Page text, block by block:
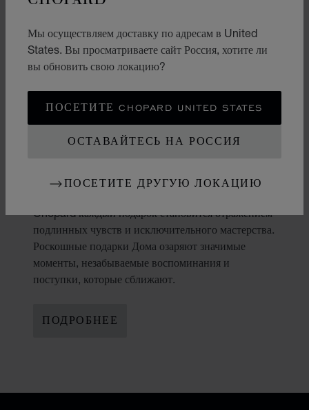
Мы осуществляем доставку по адресам в United
States. Вы просматриваете сайт Россия, хотите ли
вы обновить свою локацию?
ПОСЕТИТЕ CHOPARD UNITED STATES
ОСТАВАЙТЕСЬ НА РОССИЯ
ПОСЕТИТЕ ДРУГУЮ ЛОКАЦИЮ
Chopard каждый подарок становится отражением
подлинных чувств и исключительного мастерства.
Роскошные подарки Дома озаряют значимые
моменты, незабываемые воспоминания и
поступки, которые сближают.
ПОДРОБНЕЕ